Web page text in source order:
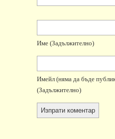
Име (задължително)
Имейл (няма да бъде
(задължително)